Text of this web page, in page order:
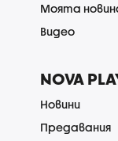
Моята
Видео
NOVA
Новини
Предавания